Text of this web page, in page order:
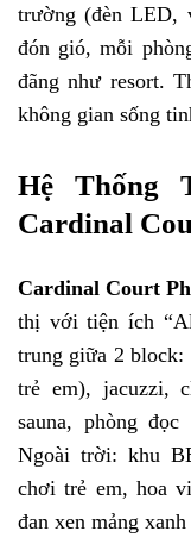
trường (đèn LED,
đón gió, mỗi
đãng như resort.
không gian sống
Hệ Thống
Cardinal
Cardinal Court
thị với tiện ích
trung giữa 2
trẻ em), jacuzzi,
sauna, phòng
Ngoài trời: khu
chơi trẻ em, hoa
đan xen mảng